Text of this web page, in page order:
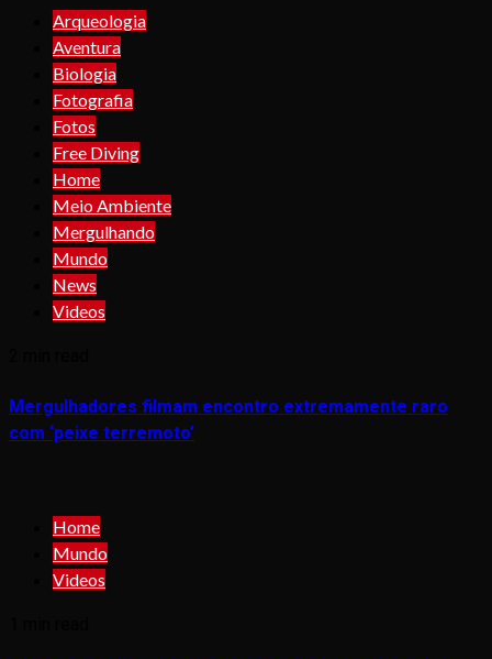
Arqueologia
Aventura
Biologia
Fotografia
Fotos
Free Diving
Home
Meio Ambiente
Mergulhando
Mundo
News
Videos
Mergulhadores filmam encontro extremamente raro
com ‘peixe terremoto’
Home
Mundo
Videos